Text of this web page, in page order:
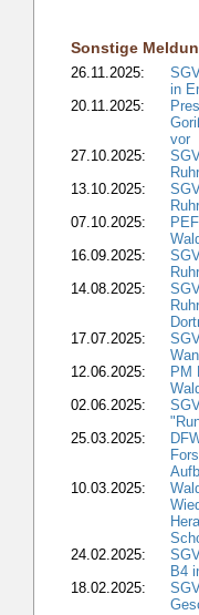
Sonstige
26.11.2025:
in
20.11.2025:
vor
27.10.2025:
13.10.2025:
07.10.2025:
16.09.2025:
14.08.2025:
17.07.2025:
12.06.2025:
PM
02.06.2025:
25.03.2025:
10.03.2025:
24.02.2025:
B4
18.02.2025: